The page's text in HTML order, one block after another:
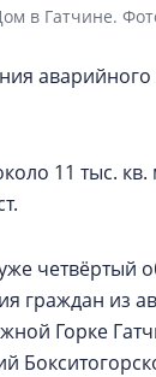
в Гатчине.
11 тыс.
четвёртый
граждан из
Горке